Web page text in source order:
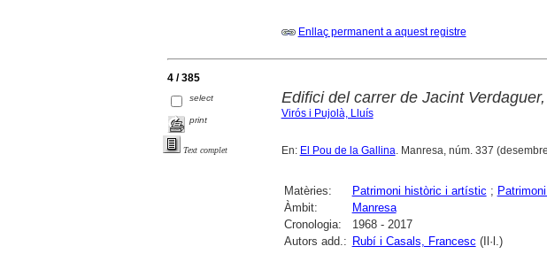
Enllaç permanent a aquest registre
4 / 385
select
print
Text complet
Edifici del carrer de Jacint
Virós i Pujolà, Lluís
En: El Pou de la Gallina. Manresa, núm. 337
Matèries: Patrimoni històric i artístic ;
Àmbit:
Manresa
Cronologia:
1968 - 2017
Autors add.: Rubí i Casals, Francesc (Il·l.)